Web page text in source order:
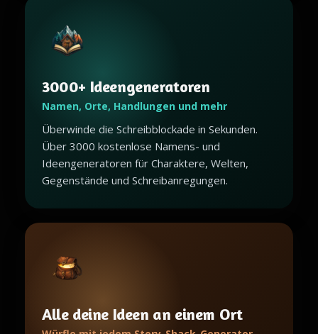
3000+ Ideengeneratoren
Namen, Orte, Handlungen und mehr
Überwinde die Schreibblockade in Sekunden.
Über 3000 kostenlose Namens- und
Ideengeneratoren für Charaktere, Welten,
Gegenstände und Schreibanregungen.
Alle deine Ideen an einem Ort